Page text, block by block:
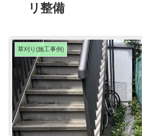
リ整備
草刈り(施工事例)